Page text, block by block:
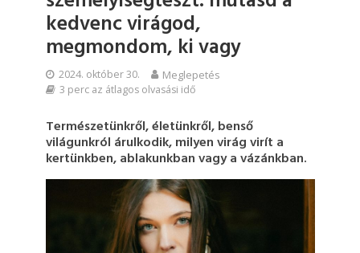
kedvenc virágod,
megmondom, ki vagy
2024. október 30. Meglepetés
3 perc az átlagos olvasási idő
Természetünkről, életünkről, benső
világunkról árulkodik, milyen virág virít a
kertünkben, ablakunkban vagy a vázánkban.